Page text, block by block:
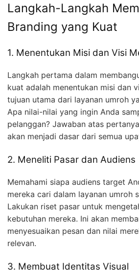
Langkah-Langkah
Branding yang Kuat
1. Menentukan Misi dan Visi
Langkah pertama dalam
kuat adalah menentukan misi dan
tujuan utama dari layanan umroh
Apa nilai-nilai yang ingin Anda
pelanggan? Jawaban atas
akan menjadi dasar dari semua
2. Meneliti Pasar dan Audiens
Memahami siapa audiens target
mereka cari dalam layanan umroh
Lakukan riset pasar untuk
kebutuhan mereka. Ini akan
menyesuaikan pesan dan nilai
relevan.
3. Membuat Identitas Visual